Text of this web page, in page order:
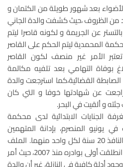
بعد شهور طويلة من الكتمان و
من الظروف ،حيث كشفت والدة الجاني
عن الجريمة و لكونه قاصرا ليتم
المحمدية ليتم الحكم على القاصر
الأمر غير منصف لكون القاصر
بوفاة التهامي بعد تلفيه مكالمة
القضائية،كما استرجعت والدة
عن شهادتها خوفا و التي كان
و ألقيت في البحر.
الجنايات الابتدائية لدى محكمة
في يونيو المنصرم، بإدانة المتهمين
بمقـتل التهامي بناني، بالسجن النافذ 20 سنة لكل واحد منهما. الملف
المتعلق باختفاء التهامي بناني، انطلقت أولى بوادره منذ 2007، حيث أمر
أدلة كافية في النازلة، غير أن والدة